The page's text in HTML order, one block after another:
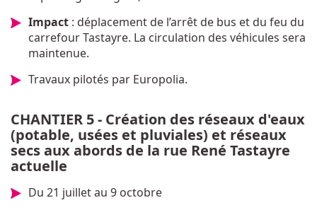
Impact : déplacement de l’arrêt de bus et du feu du
carrefour Tastayre. La circulation des véhicules sera
maintenue.
Travaux pilotés par Europolia.
CHANTIER 5 - Création des réseaux d'eaux
(potable, usées et pluviales) et réseaux
secs aux abords de la rue René Tastayre
actuelle
Du 21 juillet au 9 octobre